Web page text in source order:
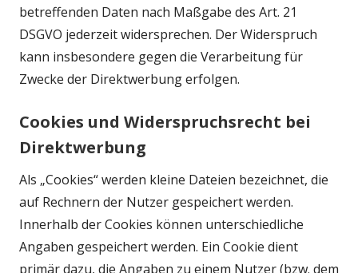
betreffenden Daten nach Maßgabe des Art. 21
DSGVO jederzeit widersprechen. Der Widerspruch
kann insbesondere gegen die Verarbeitung für
Zwecke der Direktwerbung erfolgen.
Cookies und Widerspruchsrecht bei
Direktwerbung
Als „Cookies“ werden kleine Dateien bezeichnet, die
auf Rechnern der Nutzer gespeichert werden.
Innerhalb der Cookies können unterschiedliche
Angaben gespeichert werden. Ein Cookie dient
primär dazu, die Angaben zu einem Nutzer (bzw. dem